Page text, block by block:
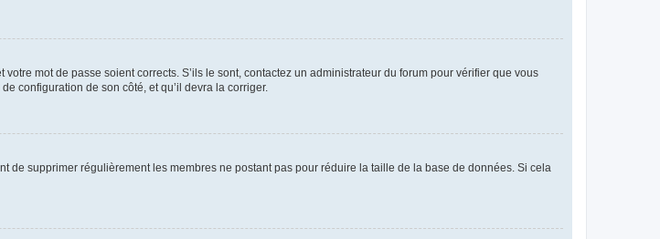
mot de passe soient corrects. S’ils le sont, contactez un administrateur du forum pour vérifier que vous
configuration de son côté, et qu’il devra la corriger.
de supprimer régulièrement les membres ne postant pas pour réduire la taille de la base de données. Si cela